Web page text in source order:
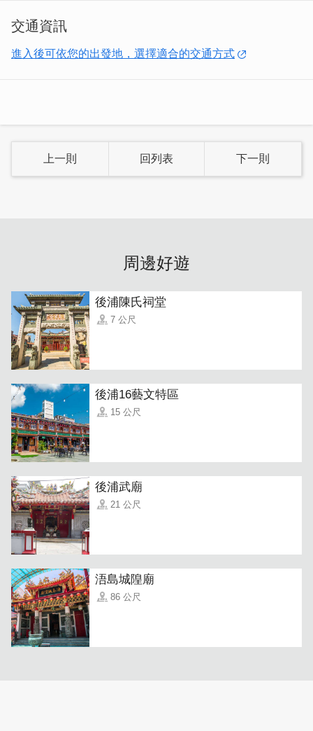
交通資訊
進入後可依您的出發地，選擇適合的交通方式
上一則 回列表 下一則
周邊好遊
後浦陳氏祠堂
7 公尺
後浦16藝文特區
15 公尺
後浦武廟
21 公尺
浯島城隍廟
86 公尺